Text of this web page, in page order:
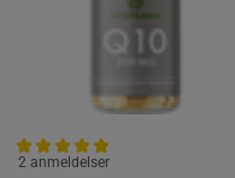
2 anmeldelser